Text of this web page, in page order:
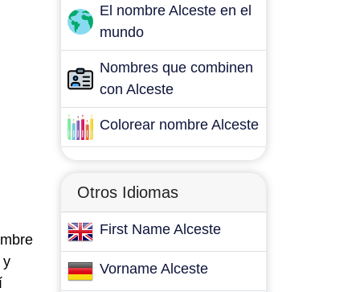
y
El nombre Alceste en el
mundo
Nombres que combinen
con Alceste
Colorear nombre Alceste
Otros Idiomas
First Name Alceste
Vorname Alceste